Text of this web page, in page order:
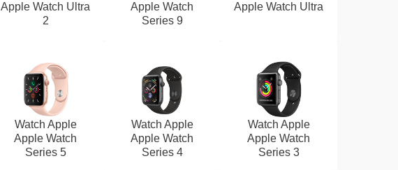
Apple Watch Ultra
2
Apple Watch
Series 9
Apple Watch Ultra
Watch Apple
Apple Watch
Series 5
Watch Apple
Apple Watch
Series 4
Watch Apple
Apple Watch
Series 3